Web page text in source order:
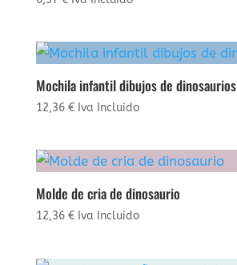
Mochila infantil dibujos de dinosaurios
12,36 € Iva Incluido
Molde de cria de dinosaurio
12,36 € Iva Incluido